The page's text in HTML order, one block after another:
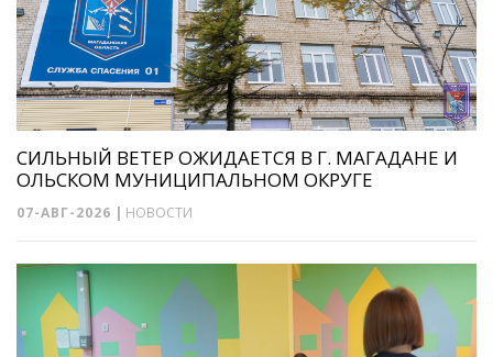
СИЛЬНЫЙ ВЕТЕР ОЖИДАЕТСЯ В Г. МАГАДАНЕ И
ОЛЬСКОМ МУНИЦИПАЛЬНОМ ОКРУГЕ
07-АВГ-2026 | НОВОСТИ